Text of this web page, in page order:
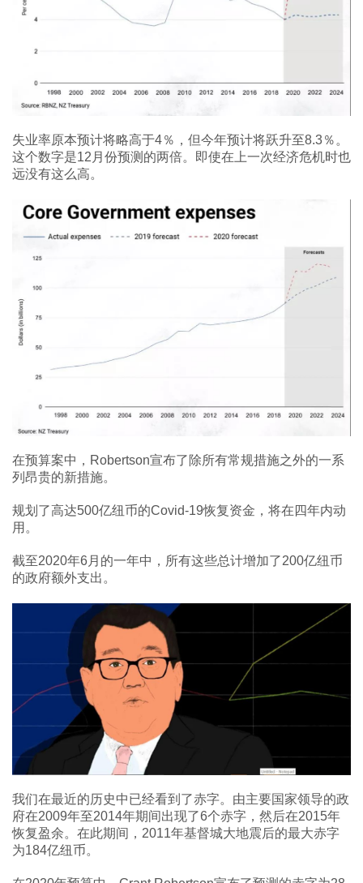
失业率原本预计将略高于4％，但今年预计将跃升至8.3％。
这个数字是12月份预测的两倍。即使在上一次经济危机时也
远没有这么高。
在预算案中，Robertson宣布了除所有常规措施之外的一系
列昂贵的新措施。
规划了高达500亿纽币的Covid-19恢复资金，将在四年内动
用。
截至2020年6月的一年中，所有这些总计增加了200亿纽币
的政府额外支出。
我们在最近的历史中已经看到了赤字。由主要国家领导的政
府在2009年至2014年期间出现了6个赤字，然后在2015年
恢复盈余。在此期间，2011年基督城大地震后的最大赤字
为184亿纽币。